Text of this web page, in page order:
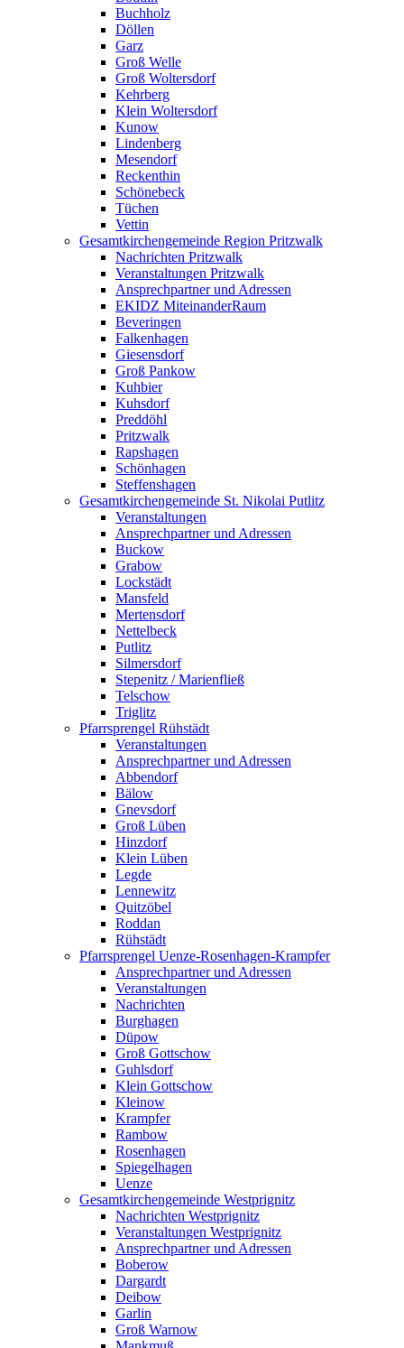
Buchholz
Döllen
Garz
Groß Welle
Groß Woltersdorf
Kehrberg
Klein Woltersdorf
Kunow
Lindenberg
Mesendorf
Reckenthin
Schönebeck
Tüchen
Vettin
Gesamtkirchengemeinde Region Pritzwalk
Nachrichten Pritzwalk
Veranstaltungen Pritzwalk
Ansprechpartner und Adressen
EKIDZ MiteinanderRaum
Beveringen
Falkenhagen
Giesensdorf
Groß Pankow
Kuhbier
Kuhsdorf
Preddöhl
Pritzwalk
Rapshagen
Schönhagen
Steffenshagen
Gesamtkirchengemeinde St. Nikolai Putlitz
Veranstaltungen
Ansprechpartner und Adressen
Buckow
Grabow
Lockstädt
Mansfeld
Mertensdorf
Nettelbeck
Putlitz
Silmersdorf
Stepenitz / Marienfließ
Telschow
Triglitz
Pfarrsprengel Rühstädt
Veranstaltungen
Ansprechpartner und Adressen
Abbendorf
Bälow
Gnevsdorf
Groß Lüben
Hinzdorf
Klein Lüben
Legde
Lennewitz
Quitzöbel
Roddan
Rühstädt
Pfarrsprengel Uenze-Rosenhagen-Krampfer
Ansprechpartner und Adressen
Veranstaltungen
Nachrichten
Burghagen
Düpow
Groß Gottschow
Guhlsdorf
Klein Gottschow
Kleinow
Krampfer
Rambow
Rosenhagen
Spiegelhagen
Uenze
Gesamtkirchengemeinde Westprignitz
Nachrichten Westprignitz
Veranstaltungen Westprignitz
Ansprechpartner und Adressen
Boberow
Dargardt
Deibow
Garlin
Groß Warnow